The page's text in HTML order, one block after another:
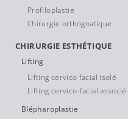
Profiloplastie
Chirurgie orthognatique
CHIRURGIE ESTHÉTIQUE
Lifting
Lifting cervico facial isolé
Lifting cervico-facial associé
Blépharoplastie